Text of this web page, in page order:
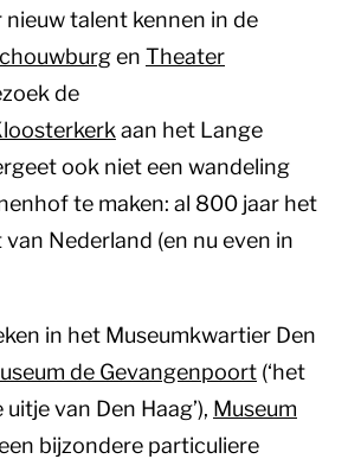
nieuw talent kennen in de
en Theater
de
aan het Lange
ook niet een wandeling
te maken: al 800 jaar het
Nederland (en nu even in
in het Museumkwartier Den
de Gevangenpoort (‘het
van Den Haag’), Museum
bijzondere particuliere